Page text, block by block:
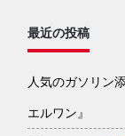
最近の投稿
人気のガソリン
エルワン』